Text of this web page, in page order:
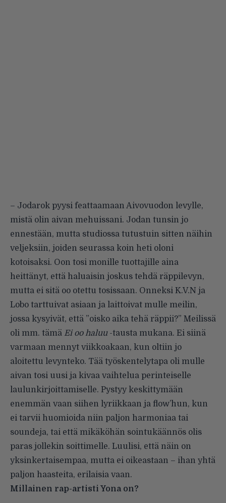
– Jodarok pyysi feattaamaan Aivovuodon levylle,
mistä olin aivan mehuissani. Jodan tunsin jo
ennestään, mutta studiossa tutustuin sitten näihin
veljeksiin, joiden seurassa koin heti oloni
kotoisaksi. Oon tosi monille tuottajille aina
heittänyt, että haluaisin joskus tehdä räppilevyn,
mutta ei sitä oo otettu tosissaan. Onneksi K.V.N ja
Lobo tarttuivat asiaan ja laittoivat mulle meilin,
jossa kysyivät, että ”oisko aika tehä räppii?” Meilissä
oli mm. tämä Ei oo haluu -tausta mukana. Ei siinä
varmaan mennyt viikkoakaan, kun oltiin jo
aloitettu levynteko. Tää työskentelytapa oli mulle
aivan tosi uusi ja kivaa vaihtelua perinteiselle
laulunkirjoittamiselle. Pystyy keskittymään
enemmän vaan siihen lyriikkaan ja flow’hun, kun
ei tarvii huomioida niin paljon harmoniaa tai
soundeja, tai että mikäköhän sointukäännös olis
paras jollekin soittimelle. Luulisi, että näin on
yksinkertaisempaa, mutta ei oikeastaan – ihan yhtä
paljon haasteita, erilaisia vaan.
Millainen rap-artisti Yona on?